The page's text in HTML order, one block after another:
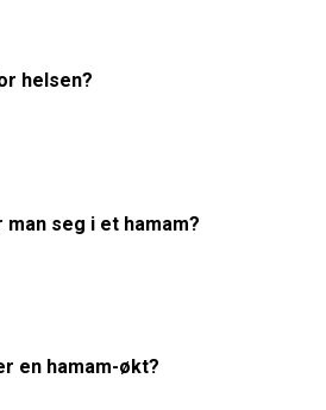
helsen?
seg i et hamam?
en hamam-økt?